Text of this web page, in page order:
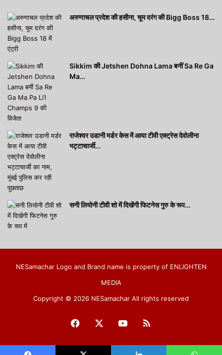
अरुणाचल प्रदेश की हसीना, चूम दरंग की Bigg Boss 18…
Sikkim की Jetshen Dohna Lama बनीं Sa Re Ga
Ma…
राजेश्वर उडानी मर्डर केस में आया टीवी एक्ट्रेस देवोलीना
भट्टाचार्जी…
सनी लियोनी टीवी शो में दिखेंगी फिटनेस गुरु के रूप…
NESamachar Logo and Brand name is property of ENLIGHTEN
MEDIA
Copyright © 2026 NESamachar All rights reserved
Facebook YouTube